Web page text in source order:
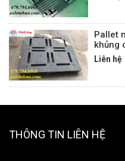
Pallet
khủng
Liên hệ
THÔNG TIN LIÊN HỆ